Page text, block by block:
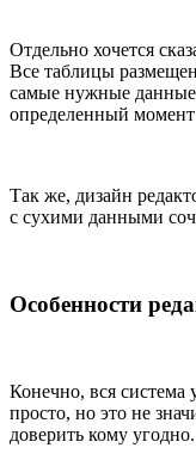
Отдельно хочется
Все таблицы
самые нужные данные,
определенный
Так же, дизайн
с сухими данными
Особенности
Конечно, вся система
просто, но это не
доверить кому угодно.